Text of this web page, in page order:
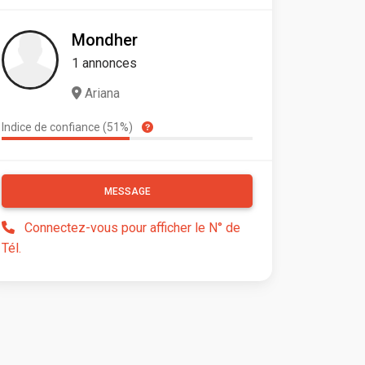
Mondher
1 annonces
Ariana
Indice de confiance (51%)
MESSAGE
Connectez-vous pour afficher le N° de
Tél.